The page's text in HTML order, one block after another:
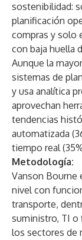
sostenibilidad:
planificación
compras y solo
con baja huella
Aunque la
sistemas de
y usa analítica
aprovechan
tendencias
automatizada
tiempo real
Metodología:
Vanson Bourne
nivel con
transporte,
suministro, TI o
los sectores de